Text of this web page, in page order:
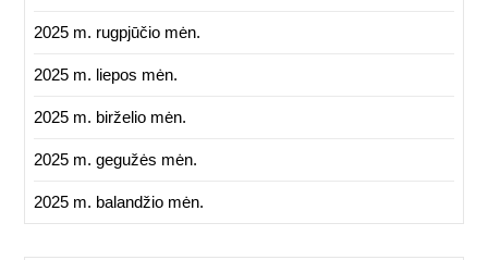
2025 m. rugpjūčio mėn.
2025 m. liepos mėn.
2025 m. birželio mėn.
2025 m. gegužės mėn.
2025 m. balandžio mėn.